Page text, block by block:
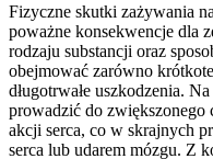
Fizyczne skutki zażywania
poważne konsekwencje dla
rodzaju substancji oraz
obejmować zarówno
długotrwałe uszkodzenia.
prowadzić do zwiększonego
akcji serca, co w skrajnych
serca lub udarem mózgu. Z